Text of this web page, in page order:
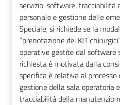
servizio: software, tracciabilità
personale e gestione delle
Speciale, si richiede se la
“prenotazione dei KIT
operative gestite dal software
richiesta è motivata dalla
specifica è relativa al processo
gestione della sala operatoria
tracciabilità della